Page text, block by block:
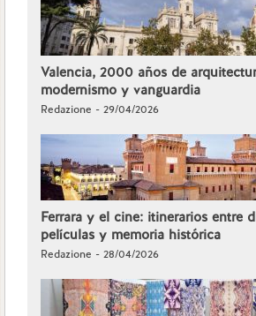
Valencia, 2000 años de
modernismo y vanguardia
Redazione - 29/04/2026
Ferrara y el cine: itinerarios entre
películas y memoria histórica
Redazione - 28/04/2026